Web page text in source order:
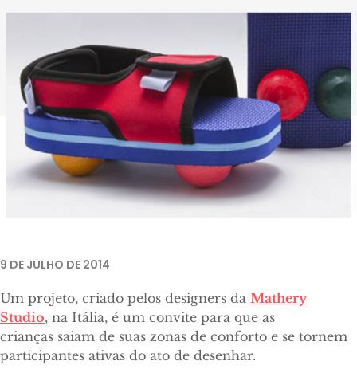
9 DE JULHO DE 2014
Um projeto, criado pelos designers da Mathery
Studio, na Itália, é um convite para que as
crianças saiam de suas zonas de conforto e se tornem
participantes ativas do ato de desenhar.